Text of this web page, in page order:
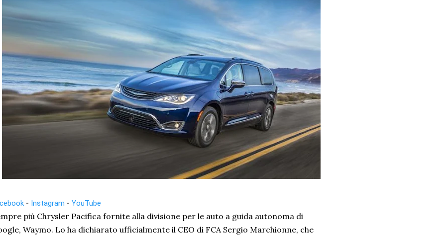
- Instagram - YouTube
più Chrysler Pacifica fornite alla divisione per le auto a guida autonoma di
Waymo. Lo ha dichiarato ufficialmente il CEO di FCA Sergio Marchionne, che